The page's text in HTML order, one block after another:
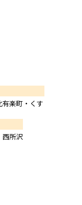
楽町・くす
西所沢